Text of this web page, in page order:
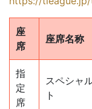
座
席
座席名称
指
定
席
スペシャ
ト